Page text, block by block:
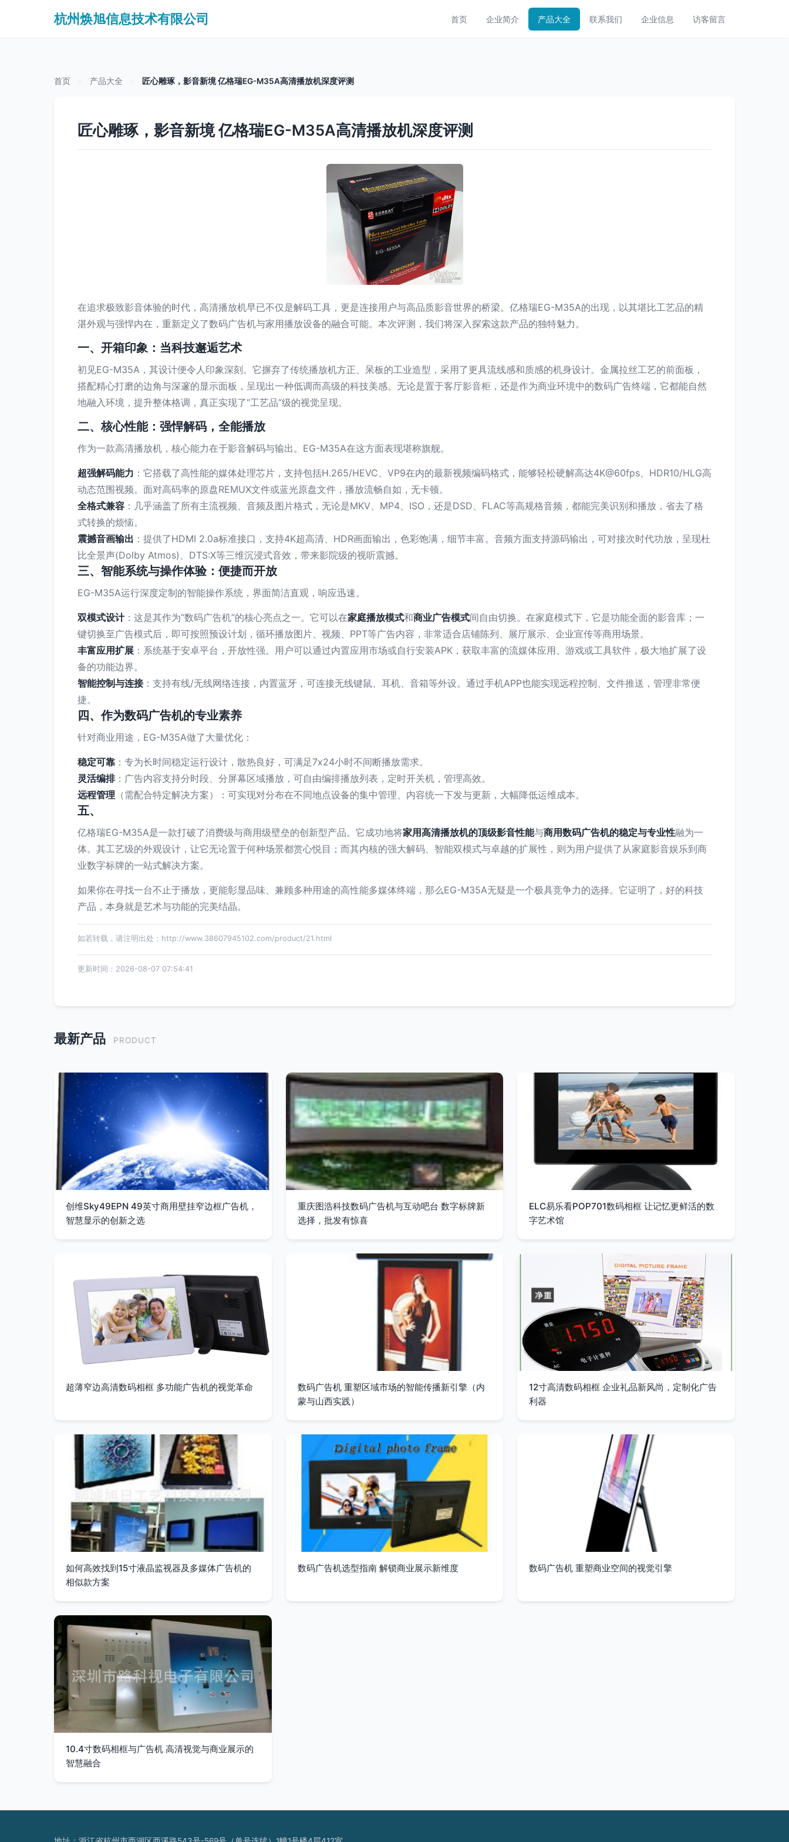
杭州焕旭信息技术有限公司 首页 企业简介 产品大全 联系我们 企业信息 访客留言
首页 产品大全 匠心雕琢，影音新境 亿格瑞EG-M35A高清播放机深度评测
匠心雕琢，影音新境 亿格瑞EG-M35A高清播放机深度评测
在追求极致影音体验的时代，高清播放机早已不仅是解码工具，更是连接用户与高品质影音世界的桥梁。亿格瑞EG-M35A的出现，以其堪比工艺品的精
湛外观与强悍内在，重新定义了数码广告机与家用播放设备的融合可能。本次评测，我们将深入探索这款产品的独特魅力。
一、开箱印象：当科技邂逅艺术
初见EG-M35A，其设计便令人印象深刻。它摒弃了传统播放机方正、呆板的工业造型，采用了更具流线感和质感的机身设计。金属拉丝工艺的前面板，
搭配精心打磨的边角与深邃的显示面板，呈现出一种低调而高级的科技美感。无论是置于客厅影音柜，还是作为商业环境中的数码广告终端，它都能自然
地融入环境，提升整体格调，真正实现了“工艺品”级的视觉呈现。
二、核心性能：强悍解码，全能播放
作为一款高清播放机，核心能力在于影音解码与输出。EG-M35A在这方面表现堪称旗舰。
超强解码能力 ：它搭载了高性能的媒体处理芯片，支持包括H.265/HEVC、VP9在内的最新视频编码格式，能够轻松硬解高达4K@60fps、HDR10/HLG高
动态范围视频。面对高码率的原盘REMUX文件或蓝光原盘文件，播放流畅自如，无卡顿。
全格式兼容 ：几乎涵盖了所有主流视频、音频及图片格式，无论是MKV、MP4、ISO，还是DSD、FLAC等高规格音频，都能完美识别和播放，省去了格
式转换的烦恼。
震撼音画输出 ：提供了HDMI 2.0a标准接口，支持4K超高清、HDR画面输出，色彩饱满，细节丰富。音频方面支持源码输出，可对接次时代功放，呈现杜
比全景声(Dolby Atmos)、DTS:X等三维沉浸式音效，带来影院级的视听震撼。
三、智能系统与操作体验：便捷而开放
EG-M35A运行深度定制的智能操作系统，界面简洁直观，响应迅速。
双模式设计：这是其作为“数码广告机”的核心亮点之一。它可以在家庭播放模式和商业广告模式间自由切换。在家庭模式下，它是功能全面的影音库；一
键切换至广告模式后，即可按照预设计划，循环播放图片、视频、PPT等广告内容，非常适合店铺陈列、展厅展示、企业宣传等商用场景。
丰富应用扩展 ：系统基于安卓平台，开放性强。用户可以通过内置应用市场或自行安装APK，获取丰富的流媒体应用、游戏或工具软件，极大地扩展了设
备的功能边界。
智能控制与连接：支持有线/无线网络连接，内置蓝牙，可连接无线键鼠、耳机、音箱等外设。通过手机APP也能实现远程控制、文件推送，管理非常便
捷。
四、作为数码广告机的专业素养
针对商业用途，EG-M35A做了大量优化：
稳定可靠 ：专为长时间稳定运行设计，散热良好，可满足7x24小时不间断播放需求。
灵活编排：广告内容支持分时段、分屏幕区域播放，可自由编排播放列表，定时开关机，管理高效。
远程管理 （需配合特定解决方案）：可实现对分布在不同地点设备的集中管理、内容统一下发与更新，大幅降低运维成本。
五、
亿格瑞EG-M35A是一款打破了消费级与商用级壁垒的创新型产品。它成功地将家用高清播放机的顶级影音性能与商用数码广告机的稳定与专业性融为一
体。其工艺级的外观设计，让它无论置于何种场景都赏心悦目；而其内核的强大解码、智能双模式与卓越的扩展性，则为用户提供了从家庭影音娱乐到商
业数字标牌的一站式解决方案。
如果你在寻找一台不止于播放，更能彰显品味、兼顾多种用途的高性能多媒体终端，那么EG-M35A无疑是一个极具竞争力的选择。它证明了，好的科技
产品，本身就是艺术与功能的完美结晶。
如若转载，请注明出处：http://www.38607945102.com/product/21.html
更新时间：2026-08-07 07:54:41
最新产品 PRODUCT
创维Sky49EPN 49英寸商用壁挂窄边框广告机，
智慧显示的创新之选
重庆图浩科技数码广告机与互动吧台 数字标牌新
选择，批发有惊喜
ELC易乐看POP701数码相框 让记忆更鲜活的数
字艺术馆
超薄窄边高清数码相框 多功能广告机的视觉革命
数码广告机 重塑区域市场的智能传播新引擎（内
蒙与山西实践）
12寸高清数码相框 企业礼品新风尚，定制化广告
利器
如何高效找到15寸液晶监视器及多媒体广告机的
相似款方案
数码广告机选型指南 解锁商业展示新维度 数码广告机 重塑商业空间的视觉引擎
10.4寸数码相框与广告机 高清视觉与商业展示的
智慧融合